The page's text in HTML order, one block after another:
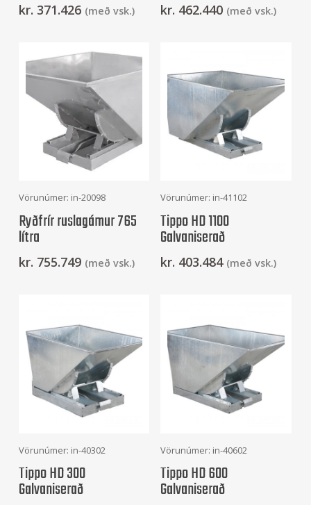
kr. 371.426 (með vsk.) kr. 462.440 (með vsk.)
Frekari Upplýsingar
Vörunúmer: in-20098
Ryðfrír ruslagámur 765
lítra
kr. 755.749 (með vsk.)
Frekari Upplýsingar
Vörunúmer: in-41102
Tippo HD 1100
Galvaniserað
kr. 403.484 (með vsk.)
Frekari Upplýsingar
Vörunúmer: in-40302
Tippo HD 300
Galvaniserað
Frekari Upplýsingar
Vörunúmer: in-40602
Tippo HD 600
Galvaniserað